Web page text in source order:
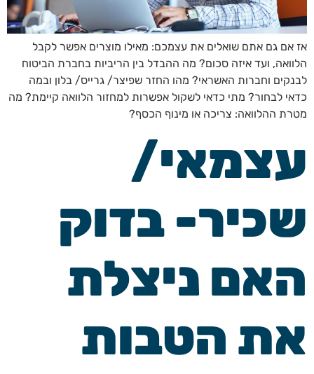
אז אם גם אתם שואלים את עצמכם: מאילו מוצרים אפשר לקבל
הלוואה, ועד איזה סכום? מה ההבדל בין הריביות בחברת הביטוח
לבנקים וחברות האשראי? מהו החזר שפיצר/ גרייס/ בלון ובמה
כדאי לבחור? מתי כדאי לשקול אפשרות למחזור הלוואה קיימת? מה
מטרת ההלוואה: צריכה או מינוף הכסף?
עצמאי/
שכיר- בדוק
האם ניצלת
את הטבות